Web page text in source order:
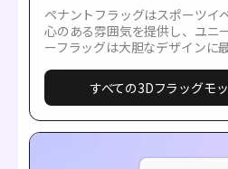
ペナントフラッグはスポーツイ
心のある雰囲気を提供し、ユニ
ーフラッグは大胆なデザインに
すべての3Dフラッグモ